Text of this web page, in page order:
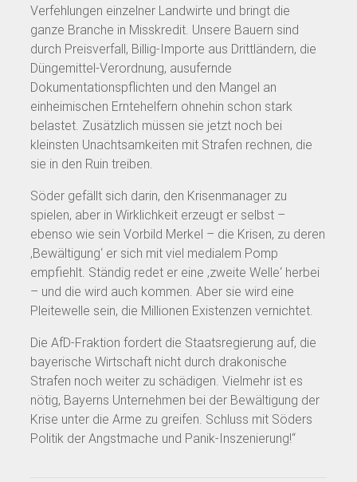
Verfehlungen einzelner Landwirte und bringt die
ganze Branche in Misskredit. Unsere Bauern sind
durch Preisverfall, Billig-Importe aus Drittländern, die
Düngemittel-Verordnung, ausufernde
Dokumentationspflichten und den Mangel an
einheimischen Erntehelfern ohnehin schon stark
belastet. Zusätzlich müssen sie jetzt noch bei
kleinsten Unachtsamkeiten mit Strafen rechnen, die
sie in den Ruin treiben.
Söder gefällt sich darin, den Krisenmanager zu
spielen, aber in Wirklichkeit erzeugt er selbst –
ebenso wie sein Vorbild Merkel – die Krisen, zu deren
‚Bewältigung‘ er sich mit viel medialem Pomp
empfiehlt. Ständig redet er eine ‚zweite Welle‘ herbei
– und die wird auch kommen. Aber sie wird eine
Pleitewelle sein, die Millionen Existenzen vernichtet.
Die AfD-Fraktion fordert die Staatsregierung auf, die
bayerische Wirtschaft nicht durch drakonische
Strafen noch weiter zu schädigen. Vielmehr ist es
nötig, Bayerns Unternehmen bei der Bewältigung der
Krise unter die Arme zu greifen. Schluss mit Söders
Politik der Angstmache und Panik-Inszenierung!“